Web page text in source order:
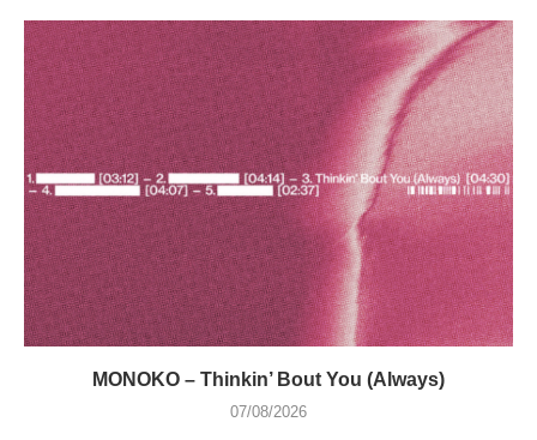
MONOKO – Thinkin’ Bout You (Always)
07/08/2026